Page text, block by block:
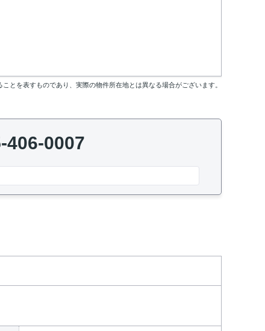
とを表すものであり、実際の物件所在地とは異なる場合がございます。
406-0007